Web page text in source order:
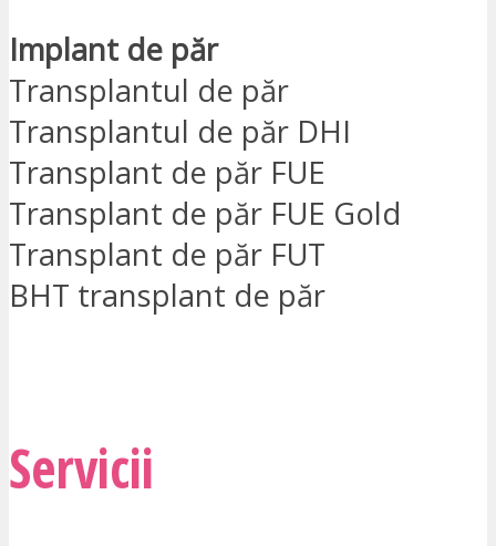
Implant de păr
Transplantul de păr
Transplantul de păr DHI
Transplant de păr FUE
Transplant de păr FUE Gold
Transplant de păr FUT
BHT transplant de păr
Servicii